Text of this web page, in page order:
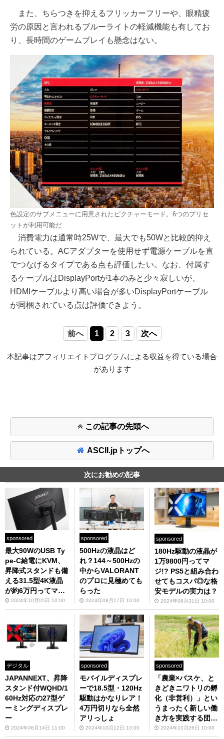
また、ちらつきを抑えるフリッカーフリーや、眼精疲
労の原因と言われるブルーライトの軽減機能も有してお
り、長時間のゲームプレイも懸念はない。
色設定のサブメニューに用意されたピクチャーモード。6つのプリセ
ットが利用可能だ
消費電力は通常時25Wで、最大でも50Wと比較的抑え
られている。ACアダプターを使用せず電源ケーブルを直
でつなげるタイプである点も評価したい。なお、付属す
るケーブルはDisplayPortが1本のみと少々寂しいが、
HDMIケーブルより高い場合が多いDisplayPortケーブル
が同梱されている点は評価できよう。
前へ 1 2 3 次へ
本記事はアフィリエイトプログラムによる収益を得ている場合
があります
この記事の先頭へ
ASCII.jpトップへ
次にお勧めの記事
sponsored
最大90WのUSB Ty
pe-C給電にKVM、
昇降式スタンドも備
える31.5型4K液晶
が約6万円ってマジ
か!?2024年10月05日 10:00
sponsored
500Hzの液晶はど
れ？144～500Hzの
中からVALORANT
のプロに見極めても
らった
2024年08月17日 10:00
sponsored
180Hz駆動の液晶が
1万9800円ってマ
ジ!? PS5と組み合わ
せてもコスパ◎な格
安モデルの実力は？
2024年08月31日 10:00
デジタル
JAPANNEXT、昇降
スタンド付WQHD/1
60Hz対応の27型ゲ
ーミングディスプレ
ー
2024年06月14日 11:00
sponsored
モバイルディスプレ
ーで18.5型・120Hz
駆動はかなりレア！
4万円切りなら全然
アリっしょ
2024年10月12日 10:00
sponsored
「農業×バスケ、と
きどきニワトリの孵
化（非営利）」とい
うまったく新しい働
き方を実践する団体
が存在 稲刈りの手
2024年10月26日 10:00